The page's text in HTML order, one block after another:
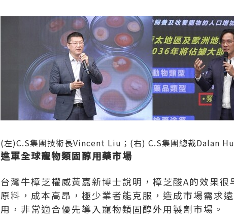
(左)C.S集團技術長Vincent Liu；(右) C.S集團總裁Dalan
進軍全球寵物類固醇用藥市場
台灣牛樟芝權威黃嘉新博士說明，樟芝酸A的效果
原料，成本高昂，極少業者能克服，造成市場需求
用，非常適合優先導入寵物類固醇外用製劑市場。